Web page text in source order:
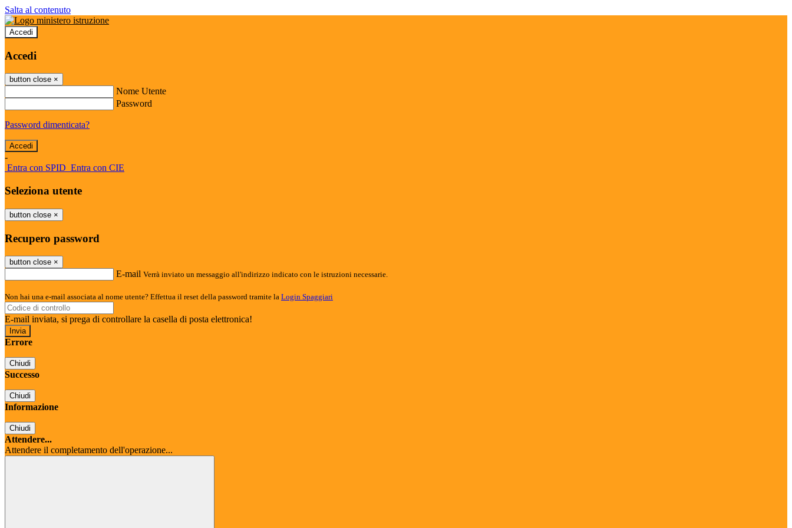
Salta al contenuto
Accedi
Accedi
button close ×
Nome Utente
Password
Password dimenticata?
-
Entra con SPID Entra con CIE
Seleziona utente
button close ×
Recupero password
button close ×
E-mail Verrà inviato un messaggio all'indirizzo indicato con le istruzioni necessarie.
Non hai una e-mail associata al nome utente? Effettua il reset della password tramite la Login Spaggiari
E-mail inviata, si prega di controllare la casella di posta elettronica!
Errore
Chiudi
Successo
Chiudi
Informazione
Chiudi
Attendere...
Attendere il completamento dell'operazione...